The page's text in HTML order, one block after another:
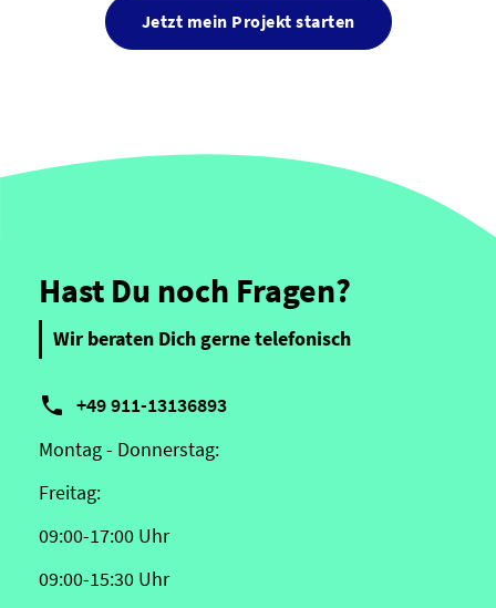
Jetzt mein Projekt starten
Hast Du noch Fragen?
Wir beraten Dich gerne telefonisch
 +49 911-13136893
Montag - Donnerstag:
Freitag:
09:00-17:00 Uhr
09:00-15:30 Uhr